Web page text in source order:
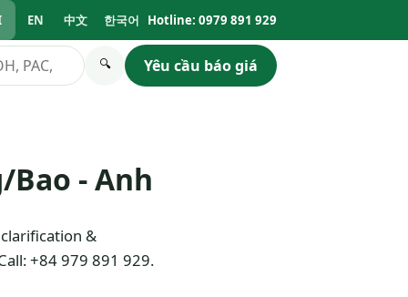
EN 中文 한국어 Hotline: 0979 891 929
🔍 Yêu cầu báo giá
Bao - Anh
&
+84 979 891 929.